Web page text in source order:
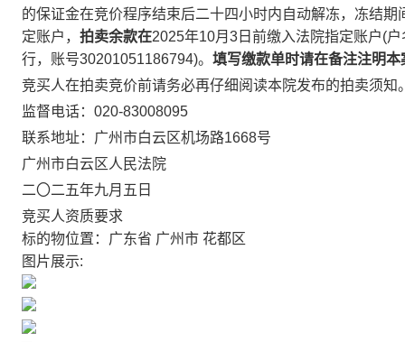
的保证金在竞价程序结束后二十四小时内自动解冻，冻结
定账户， 拍卖余款在2025年10月 3 日前缴入法院指定账户(
行，账号30201051186794)。 填写缴款单时请在备注注明本
竞买人在拍卖竞价前请务必再仔细阅读本院发布的拍卖须知
监督电话： 020-83008095
联系地址：广州市白云区机场路1668号
广州市白云区人民法院
二〇二五年九月五日
竞买人资质要求
标的物位置：广东省 广州市 花都区
图片展示: